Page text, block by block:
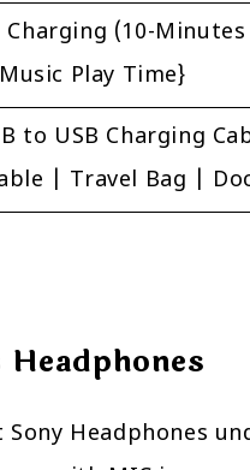
(10-Minutes
Play Time}
to USB Charging
| Travel Bag |
Headphones